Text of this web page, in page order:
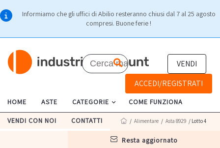
Informiamo che gli uffici di Abilio resteranno chiusi dal 7 al 25 agosto
compresi. Buone ferie !
VENDI
ACCEDI/REGISTRATI
HOME ASTE CATEGORIE COME FUNZIONA
VENDI CON NOI CONTATTI
resta aggiornato
/ Alimentare / Asta 8929 / Lotto 4